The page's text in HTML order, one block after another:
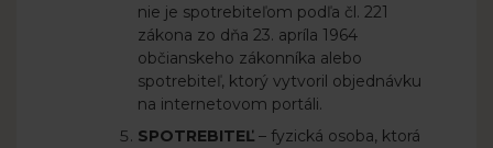
nie je spotrebiteľom podľa čl. 221
zákona zo dňa 23. apríla 1964
občianskeho zákonníka alebo
spotrebiteľ, ktorý vytvoril objednávku
na internetovom portáli.
SPOTREBITEĽ – fyzická osoba, ktorá